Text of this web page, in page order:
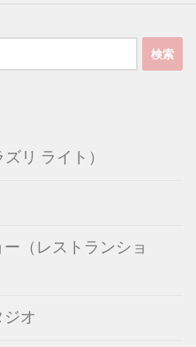
リ ライト）
（レストランショ
オ